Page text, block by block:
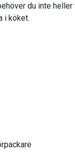
du inte
i köket.